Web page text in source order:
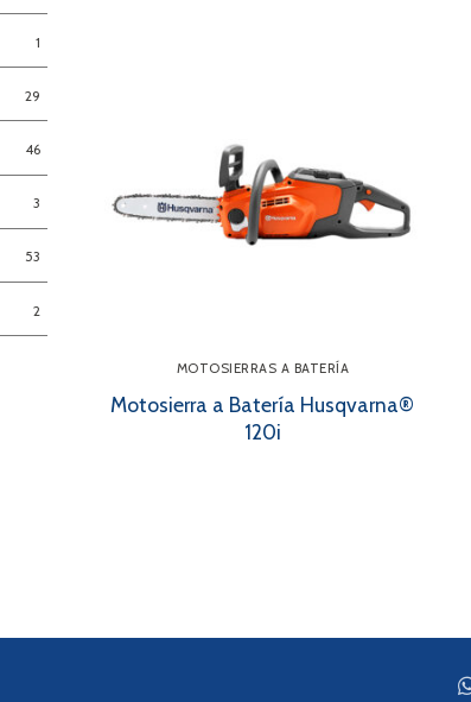
MOTOSIERRAS A BATERÍA
Motosierra a Batería Husqvarna®
120i
1
29
46
3
53
2